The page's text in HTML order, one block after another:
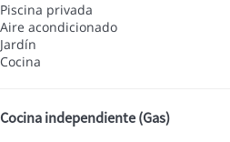
Piscina privada
Aire acondicionado
Jardín
Cocina
Cocina independiente (Gas)